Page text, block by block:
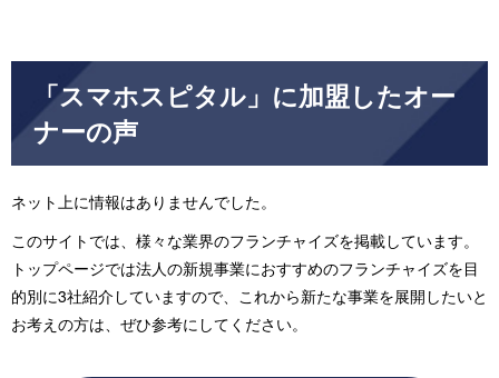
「スマホスピタル」に加盟したオー
ナーの声
ネット上に情報はありませんでした。
このサイトでは、様々な業界のフランチャイズを掲載しています。
トップページでは法人の新規事業におすすめのフランチャイズを目
的別に3社紹介していますので、これから新たな事業を展開したいと
お考えの方は、ぜひ参考にしてください。